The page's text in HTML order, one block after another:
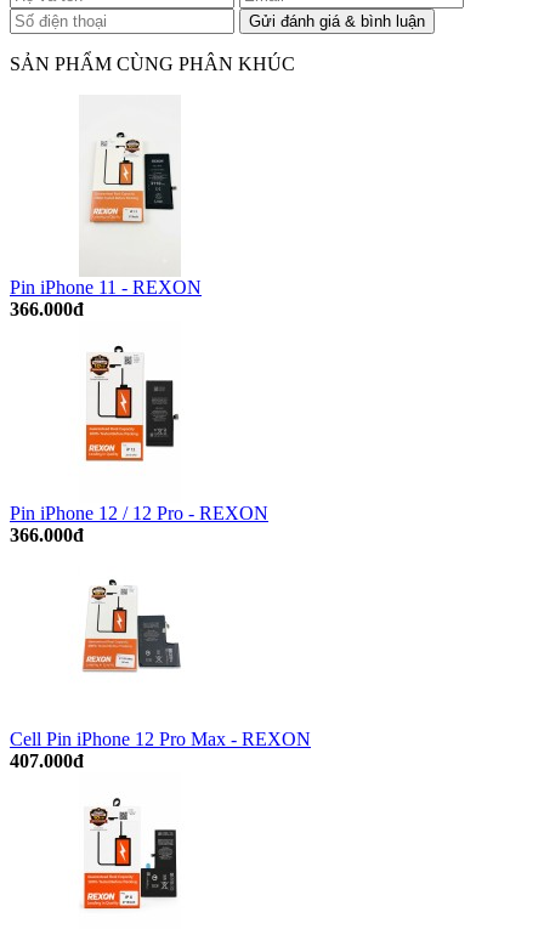
SẢN PHẨM CÙNG PHÂN KHÚC
Pin iPhone 11 - REXON
366.000đ
Pin iPhone 12 / 12 Pro - REXON
366.000đ
Cell Pin iPhone 12 Pro Max - REXON
407.000đ